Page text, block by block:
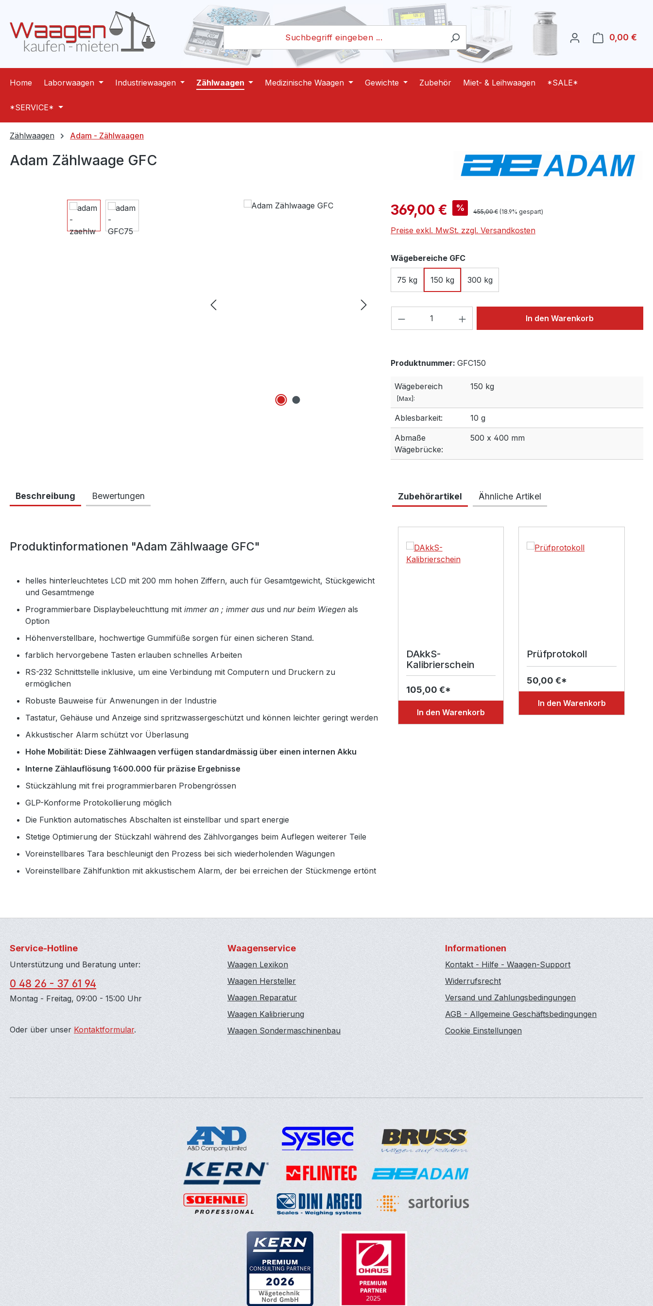
Zur Hauptnavigation springen
0,00 €
Home Laborwaagen Industriewaagen Zählwaagen Medizinische Waagen Gewichte Zubehör Miet- & Leihwaagen *SALE*
*SERVICE*
Zählwaagen Adam - Zählwaagen
Adam Zählwaage GFC
Bildergalerie überspringen Verkaufspreis:
369,00 € % Regulärer Preis:
455,00 € (18.9% gespart)
Preise exkl. MwSt. zzgl. Versandkosten
Wägebereiche GFCauswählen
75 kg 150 kg 300 kg
Produkt Anzahl: Gib den gewünschten Wert
In den Warenkorb
Produktnummer: GFC150
Wägebereich
[Max]:
150 kg
Ablesbarkeit: 10 g
Abmaße
Wägebrücke:
500 x 400 mm
Beschreibung Bewertungen
Produktinformationen "Adam Zählwaage GFC"
helles hinterleuchtetes LCD mit 200 mm hohen Ziffern, auch für Gesamtgewicht, Stückgewicht
und Gesamtmenge
Programmierbare Displaybeleuchttung mit immer an ; immer aus und nur beim Wiegen als
Option
Höhenverstellbare, hochwertige Gummifüße sorgen für einen sicheren Stand.
farblich hervorgebene Tasten erlauben schnelles Arbeiten
RS-232 Schnittstelle inklusive, um eine Verbindung mit Computern und Druckern zu
ermöglichen
Robuste Bauweise für Anwenungen in der Industrie
Tastatur, Gehäuse und Anzeige sind spritzwassergeschützt und können leichter geringt werden
Akkustischer Alarm schützt vor Überlasung
Hohe Mobilität: Diese Zählwaagen verfügen standardmässig über einen internen Akku
Interne Zählauflösung 1:600.000 für präzise Ergebnisse
Stückzählung mit frei programmierbaren Probengrössen
GLP-Konforme Protokollierung möglich
Die Funktion automatisches Abschalten ist einstellbar und spart energie
Stetige Optimierung der Stückzahl während des Zählvorganges beim Auflegen weiterer Teile
Voreinstellbares Tara beschleunigt den Prozess bei sich wiederholenden Wägungen
Voreinstellbare Zählfunktion mit akkustischem Alarm, der bei erreichen der Stückmenge ertönt
Zubehörartikel Ähnliche Artikel
DAkkS-
Kalibrierschein
105,00 €*
In den Warenkorb
Prüfprotokoll
50,00 €*
In den Warenkorb
Service-Hotline
Unterstützung und Beratung unter:
0 48 26 - 37 61 94
Montag - Freitag, 09:00 - 15:00 Uhr
Oder über unser Kontaktformular.
Waagenservice
Waagen Lexikon
Waagen Hersteller
Waagen Reparatur
Waagen Kalibrierung
Waagen Sondermaschinenbau
Informationen
Kontakt - Hilfe - Waagen-Support
Widerrufsrecht
Versand und Zahlungsbedingungen
AGB - Allgemeine Geschäftsbedingungen
Cookie Einstellungen